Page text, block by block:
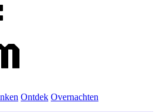
Ontdek Overnachten